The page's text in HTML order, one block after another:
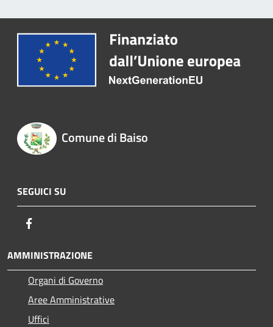
Comune di Baiso
SEGUICI SU
AMMINISTRAZIONE
Organi di Governo
Aree Amministrative
Uffici